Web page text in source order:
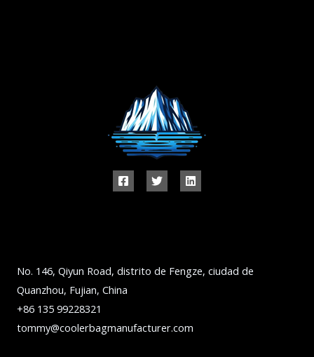
No. 146, Qiyun Road, distrito de Fengze, ciudad de
Quanzhou, Fujian, China
+86 135 99228321
tommy@coolerbagmanufacturer.com